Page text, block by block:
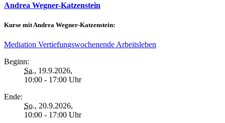
Andrea Wegner-Katzenstein
Kurse mit Andrea Wegner-Katzenstein:
Mediation Vertiefungswochenende Arbeitsleben
Beginn:
Sa., 19.9.2026,
10:00 - 17:00 Uhr
Ende:
So., 20.9.2026,
10:00 - 17:00 Uhr